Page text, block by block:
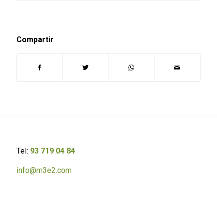
Compartir
Tel: 93 719 04 84
info@m3e2.com